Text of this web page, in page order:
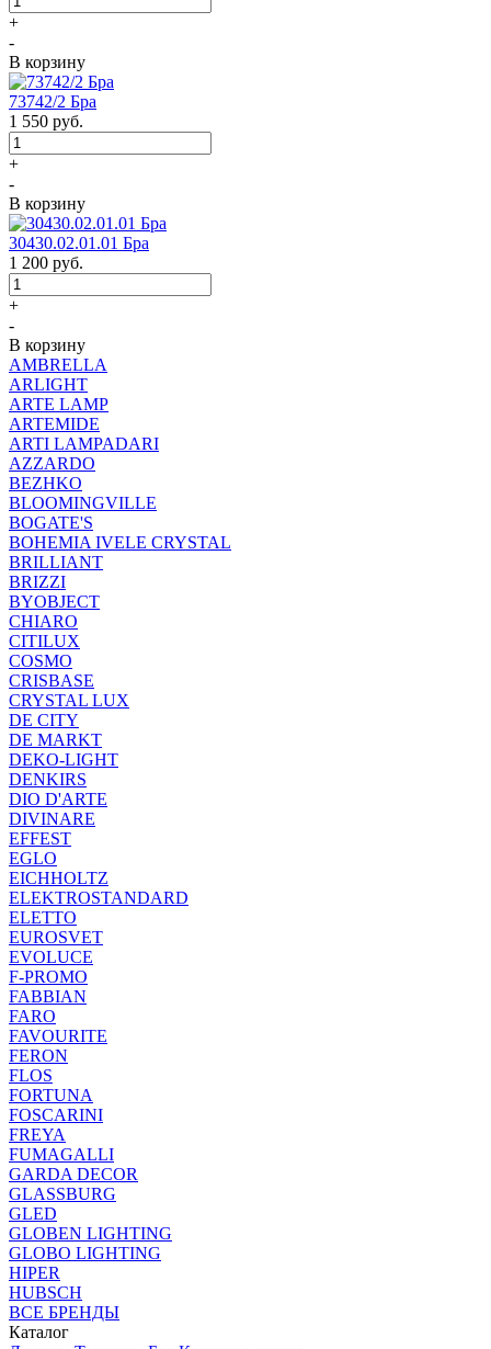
+
-
В корзину
73742/2 Бра
1 550 руб.
+
-
В корзину
30430.02.01.01 Бра
1 200 руб.
+
-
В корзину
AMBRELLA
ARLIGHT
ARTE LAMP
ARTEMIDE
ARTI LAMPADARI
AZZARDO
BEZHKO
BLOOMINGVILLE
BOGATE'S
BOHEMIA IVELE CRYSTAL
BRILLIANT
BRIZZI
BYOBJECT
CHIARO
CITILUX
COSMO
CRISBASE
CRYSTAL LUX
DE CITY
DE MARKT
DEKO-LIGHT
DENKIRS
DIO D'ARTE
DIVINARE
EFFEST
EGLO
EICHHOLTZ
ELEKTROSTANDARD
ELETTO
EUROSVET
EVOLUCE
F-PROMO
FABBIAN
FARO
FAVOURITE
FERON
FLOS
FORTUNA
FOSCARINI
FREYA
FUMAGALLI
GARDA DECOR
GLASSBURG
GLED
GLOBEN LIGHTING
GLOBO LIGHTING
HIPER
HUBSCH
ВСЕ БРЕНДЫ
Каталог